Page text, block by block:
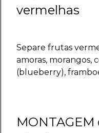
vermelhas
Separe frutas
amoras, morangos,
(blueberry),